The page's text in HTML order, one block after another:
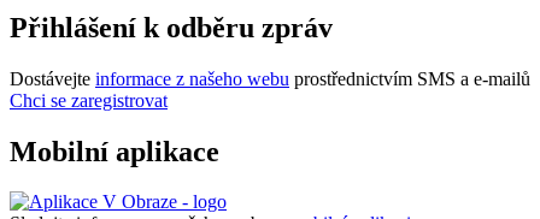
Přihlášení k odběru zpráv
Dostávejte informace z našeho webu prostřednictvím SMS a e-mailů
Chci se zaregistrovat
Mobilní aplikace